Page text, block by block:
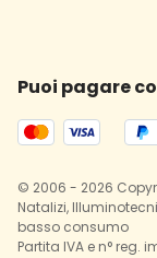
Puoi pagare
© 2006 - 2026
Natalizi,
basso consumo
Partita IVA e n° reg.